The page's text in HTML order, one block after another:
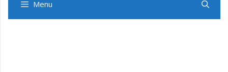
Menu